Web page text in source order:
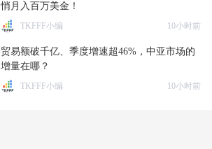
悄月入百万美金！
TKFFF小编 10小时前
贸易额破千亿、季度增速超46%，中亚市场的
增量在哪？
TKFFF小编 10小时前